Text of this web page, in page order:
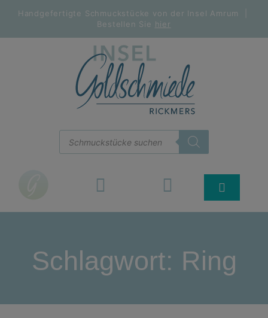
Handgefertigte Schmuckstücke von der Insel Amrum |
Bestellen Sie hier
Schlagwort: Ring